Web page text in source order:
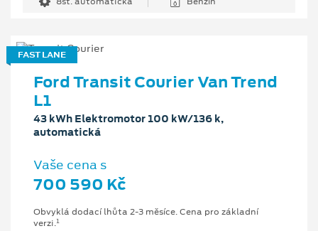
FAST LANE
Ford Transit Courier Van Trend
L1
43 kWh Elektromotor 100 kW/136 k,
automatická
Vaše cena s
700 590 Kč
Obvyklá dodací lhůta 2-3 měsíce. Cena pro základní
verzi.1